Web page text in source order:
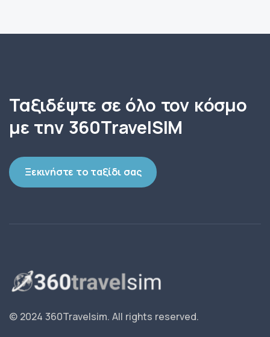
Ταξιδέψτε σε όλο τον κόσμο
με την 360TravelSIM
Ξεκινήστε το ταξίδι σας
© 2024 360Travelsim. All rights reserved.